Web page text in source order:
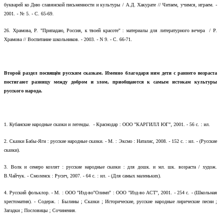
букварей ко Дню славянской письменности и культуры / А.Д. Хакурате // Читаем, учимся, играем. -
2001. - № 5. - С. 65-69.
26.
Храмова, Р. "Припадаю, Россия, к твоей красоте" : материалы для литературного вечера / Р.
Храмова // Воспитание школьников. - 2003. - N 9. - С. 66-71.
Второй раздел посвящён русским сказкам. Именно благодаря ним дети с раннего возраста
постигают разницу между добром и злом, приобщаются к самым истокам культуры
русского народа.
1. Кубанские народные сказки и легенды. - Краснодар : ООО "КАРГИЛЛ ЮГ", 2001. - 56 с. : ил.
2. Сказки Бабы-Яги : русские народные сказки. - М. : Эксмо : Наталис, 2008. - 152 с. : ил. - (Русские
сказки).
3.
Волк и семеро козлят : русские народные сказки : для дошк. и мл. шк. возраста / худож.
В.Чайчук. - Смоленск : Русич, 2007. - 64 с. : ил. - (Для самых маленьких).
4. Русский фольклор. - М. : ООО "Изд-во"Олимп" : ООО "Изд-во АСТ", 2001. - 254 с. - (Школьная
хрестоматия). - Содерж. : Былины ; Сказки ; Исторические, русские народные лирические песни ;
Загадки ; Пословицы ; Сочинения.